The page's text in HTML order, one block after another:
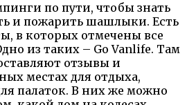
по пути, чтобы знать
и пожарить шашлыки. Есть
в которых отмечены все
из таких – Go Vanlife. Там
отзывы и
местах для отдыха,
палаток. В них же можно